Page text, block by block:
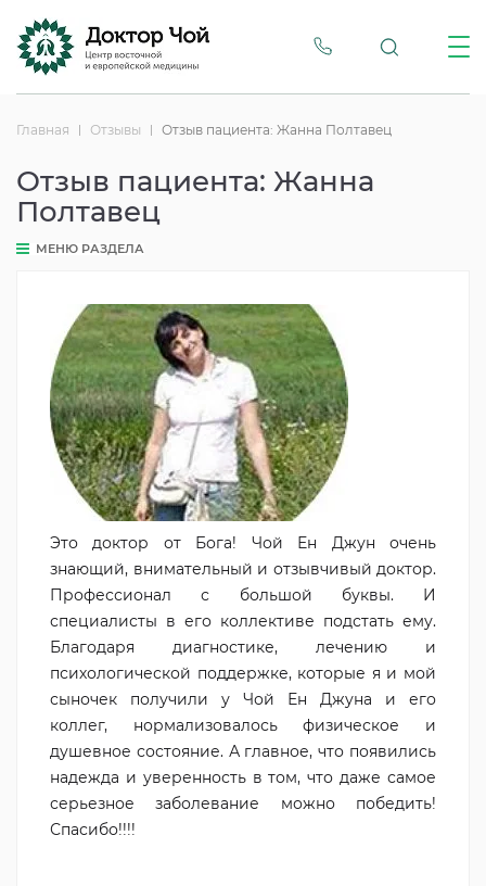
Главная Отзывы Отзыв пациента: Жанна Полтавец
Отзыв пациента: Жанна
Полтавец
МЕНЮ РАЗДЕЛА
Это доктор от Бога! Чой Ен Джун очень
знающий, внимательный и отзывчивый доктор.
Профессионал с большой буквы. И
специалисты в его коллективе подстать ему.
Благодаря диагностике, лечению и
психологической поддержке, которые я и мой
сыночек получили у Чой Ен Джуна и его
коллег, нормализовалось физическое и
душевное состояние. А главное, что появились
надежда и уверенность в том, что даже самое
серьезное заболевание можно победить!
Спасибо!!!!